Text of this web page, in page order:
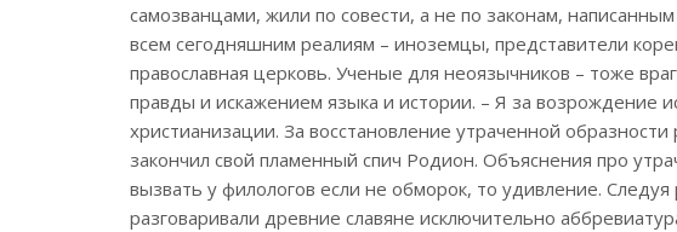
самозванцами, жили по совести, а не по законам,
всем сегодняшним реалиям – иноземцы, представители
православная церковь. Ученые для неоязычников – тоже
правды и искажением языка и истории. – Я за возрождение
христианизации. За восстановление утраченной образности
закончил свой пламенный спич Родион. Объяснения про
вызвать у филологов если не обморок, то удивление.
разговаривали древние славяне исключительно